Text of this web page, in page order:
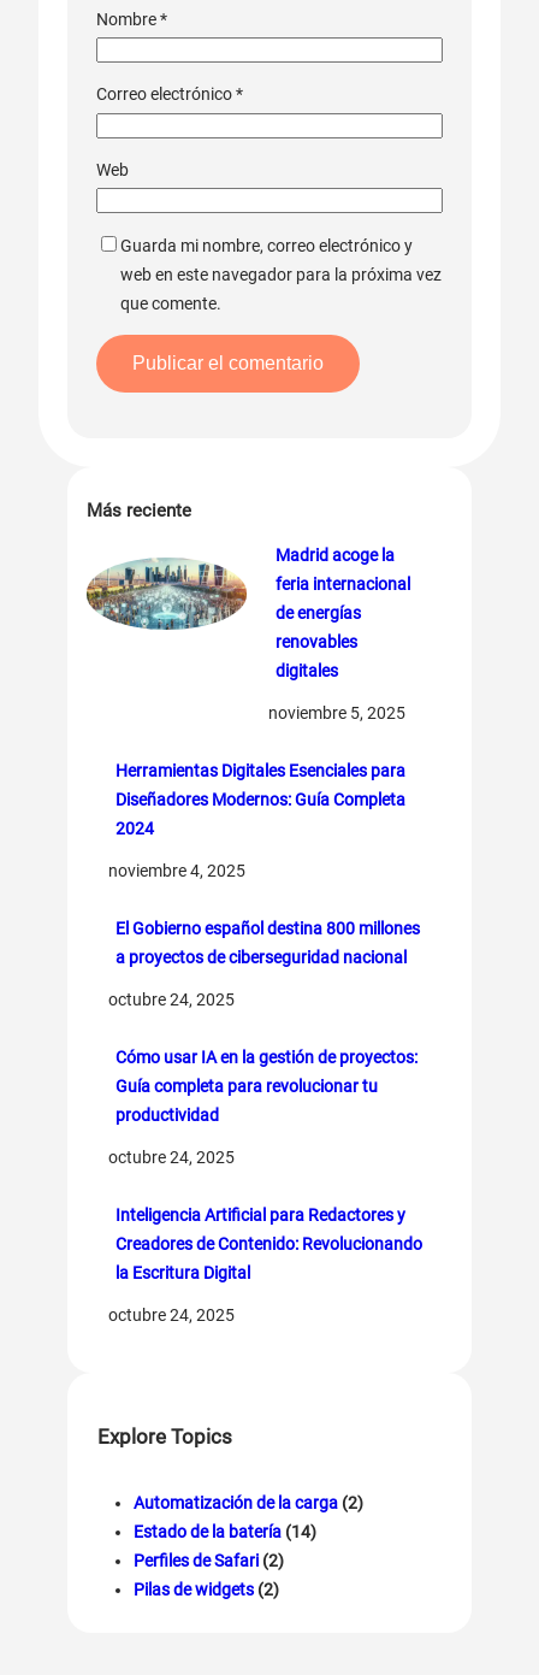
Nombre*
Correo electrónico*
Web
Guarda mi nombre, correo electrónico y
web en este navegador para la próxima vez
que comente.
Más reciente
Madrid acoge la
feria internacional
de energías
renovables
digitales
noviembre 5, 2025
Herramientas Digitales Esenciales para
Diseñadores Modernos: Guía Completa
2024
noviembre 4, 2025
El Gobierno español destina 800 millones
a proyectos de ciberseguridad nacional
octubre 24, 2025
Cómo usar IA en la gestión de proyectos:
Guía completa para revolucionar tu
productividad
octubre 24, 2025
Inteligencia Artificial para Redactores y
Creadores de Contenido: Revolucionando
la Escritura Digital
octubre 24, 2025
Explore Topics
Automatización de la carga (2)
Estado de la batería (14)
Perfiles de Safari (2)
Pilas de widgets (2)